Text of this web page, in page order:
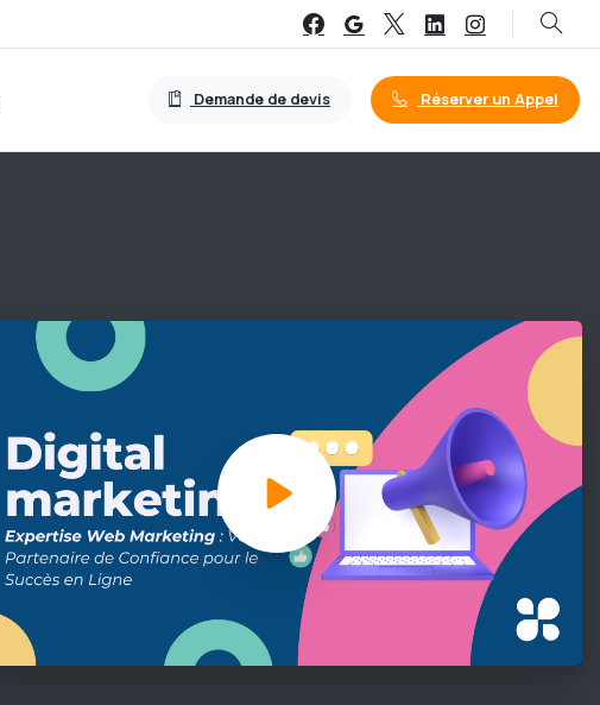
Demande de devis Réserver un Appel